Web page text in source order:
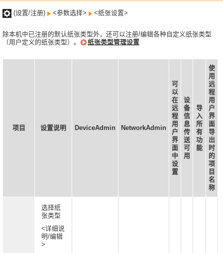
(设置/注册) <参数选择> <纸张设置>
除本机中已注册的默认纸张类型外，还可以注册/编辑各种自定义纸张类型
（用户定义的纸张类型）。
纸张类型管理设置
项目 设置说明 DeviceAdmin NetworkAdmin
可
以
在
远
程
用
户
界
面
中
设
置
设
备
信
息
传
送
可
用
导
入
所
有
功
能
使
用
远
程
用
户
界
面
导
出
时
的
项
目
名
称
选择纸
张类型
<详细说
明/编辑
>